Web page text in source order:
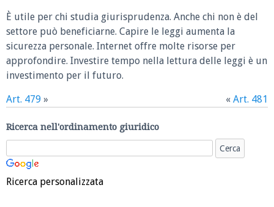
È utile per chi studia giurisprudenza. Anche chi non è del
settore può beneficiarne. Capire le leggi aumenta la
sicurezza personale. Internet offre molte risorse per
approfondire. Investire tempo nella lettura delle leggi è un
investimento per il futuro.
Art. 479 » « Art. 481
Ricerca nell'ordinamento giuridico
Ricerca personalizzata